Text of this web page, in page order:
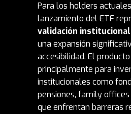
Para los holders actuales
lanzamiento del ETF
validación
una expansión
accesibilidad. El
principalmente para
institucionales como
pensiones, family
que enfrentan barreras